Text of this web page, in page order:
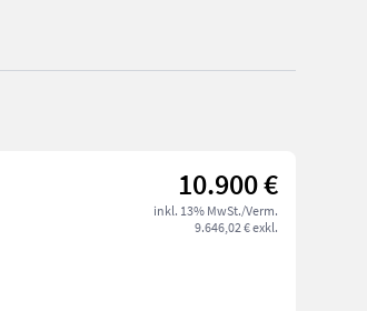
10.900 €
inkl. 13% MwSt./Verm.
9.646,02 € exkl.